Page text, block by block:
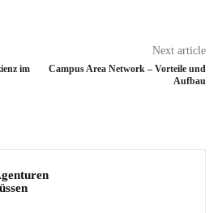
im
Next article
Campus Area Network – Vorteile und
Aufbau